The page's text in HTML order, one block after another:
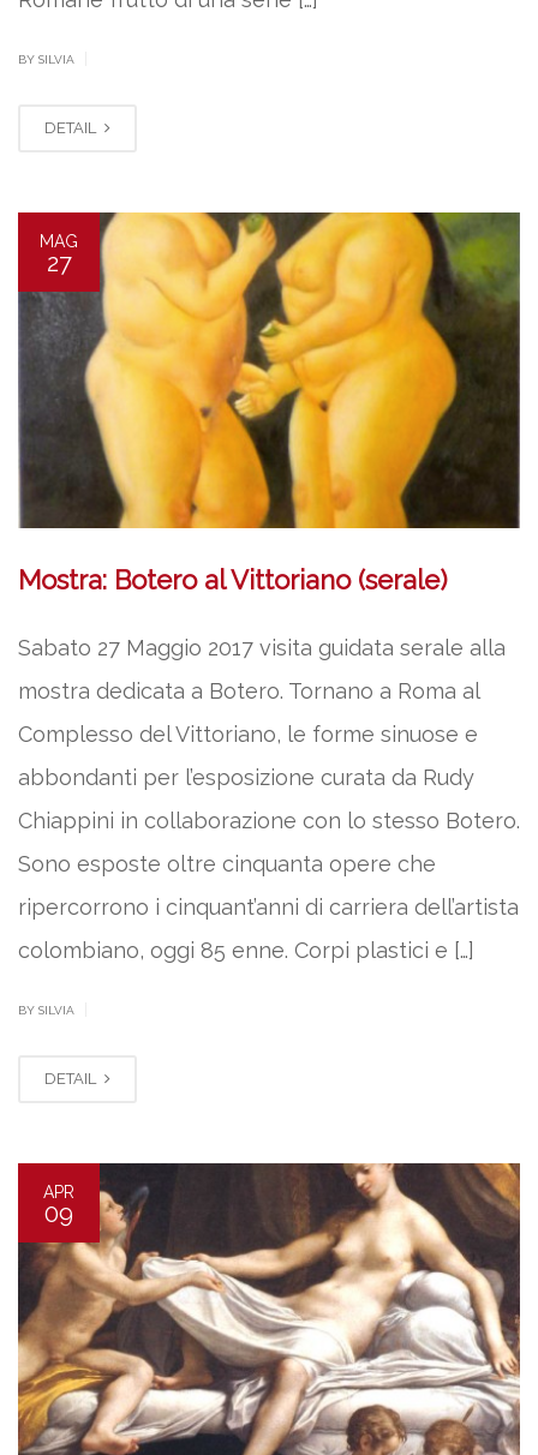
BY SILVIA
DETAIL
MAG
27
Mostra: Botero al Vittoriano (serale)
Sabato 27 Maggio 2017 visita guidata serale alla
mostra dedicata a Botero. Tornano a Roma al
Complesso del Vittoriano, le forme sinuose e
abbondanti per l’esposizione curata da Rudy
Chiappini in collaborazione con lo stesso Botero.
Sono esposte oltre cinquanta opere che
ripercorrono i cinquant’anni di carriera dell’artista
colombiano, oggi 85 enne. Corpi plastici e […]
BY SILVIA
DETAIL
APR
09